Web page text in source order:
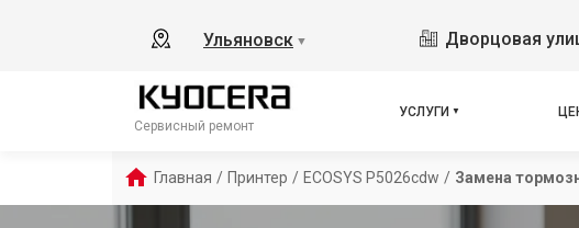
Ульяновск ▼ Дворцовая
Сервисный ремонт
УСЛУГИ
Главная / Принтер / ECOSYS P5026cdw / Замена